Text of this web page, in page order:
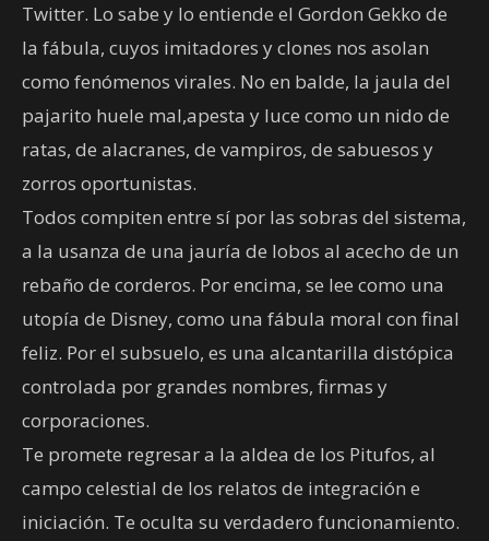
Twitter. Lo sabe y lo entiende el Gordon Gekko de
la fábula, cuyos imitadores y clones nos asolan
como fenómenos virales. No en balde, la jaula del
pajarito huele mal,apesta y luce como un nido de
ratas, de alacranes, de vampiros, de sabuesos y
zorros oportunistas.
Todos compiten entre sí por las sobras del sistema,
a la usanza de una jauría de lobos al acecho de un
rebaño de corderos. Por encima, se lee como una
utopía de Disney, como una fábula moral con final
feliz. Por el subsuelo, es una alcantarilla distópica
controlada por grandes nombres, firmas y
corporaciones.
Te promete regresar a la aldea de los Pitufos, al
campo celestial de los relatos de integración e
iniciación. Te oculta su verdadero funcionamiento.